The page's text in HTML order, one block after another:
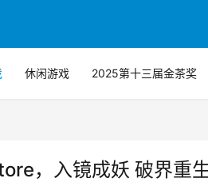
休闲游戏 2025第十三届金茶奖
，入镜成妖 破界重生